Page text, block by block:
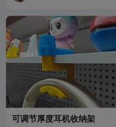
可调节厚度耳机收纳架